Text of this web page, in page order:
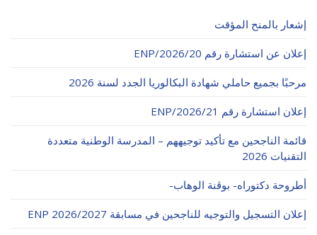
إشعار بالمنح المؤقت
إعلان عن استشارة رقم 20/ENP/2026
مرحبًا بجميع حاملي شهادة البكالوريا الجدد لسنة 2026
إعلان استشارة رقم 21/ENP/2026
قائمة الناجحين مع تأكيد توجيههم – المدرسة الوطنية متعددة
التقنيات 2026
أطروحة دكتوراه- بوڨنة الوهاب-
إعلان التسجيل والتوجيه للناجحين في مسابقة ENP 2026/2027